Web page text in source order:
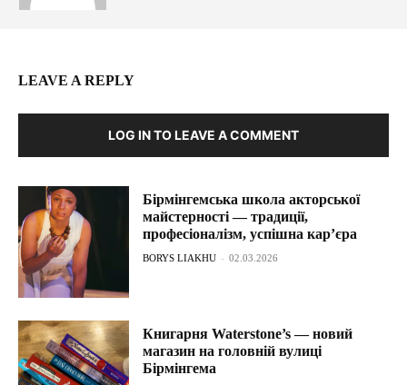
LEAVE A REPLY
LOG IN TO LEAVE A COMMENT
Бірмінгемська школа акторської
майстерності — традиції,
професіоналізм, успішна кар’єра
BORYS LIAKHU - 02.03.2026
Книгарня Waterstone’s — новий
магазин на головній вулиці
Бірмінгема